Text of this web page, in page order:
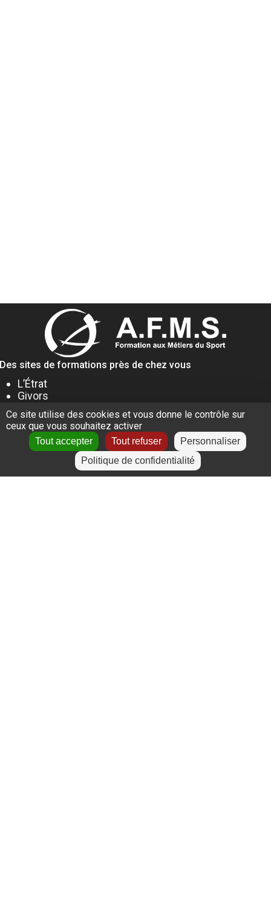
sites de formations près de chez vous
L’Étrat
Givors
Villeurbanne
Lyon
Le Puy-en-Velay
Ce site utilise des cookies et vous donne le contrôle sur
ceux que vous souhaitez activer
Tout accepter Tout refuser
Personnaliser
Politique de confidentialité